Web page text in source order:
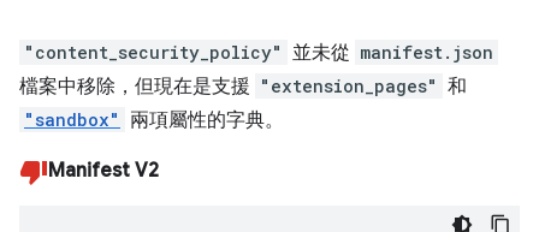
"content_security_policy" 並未從 manifest.json
檔案中移除，但現在是支援 "extension_pages" 和
"sandbox" 兩項屬性的字典。
Manifest V2